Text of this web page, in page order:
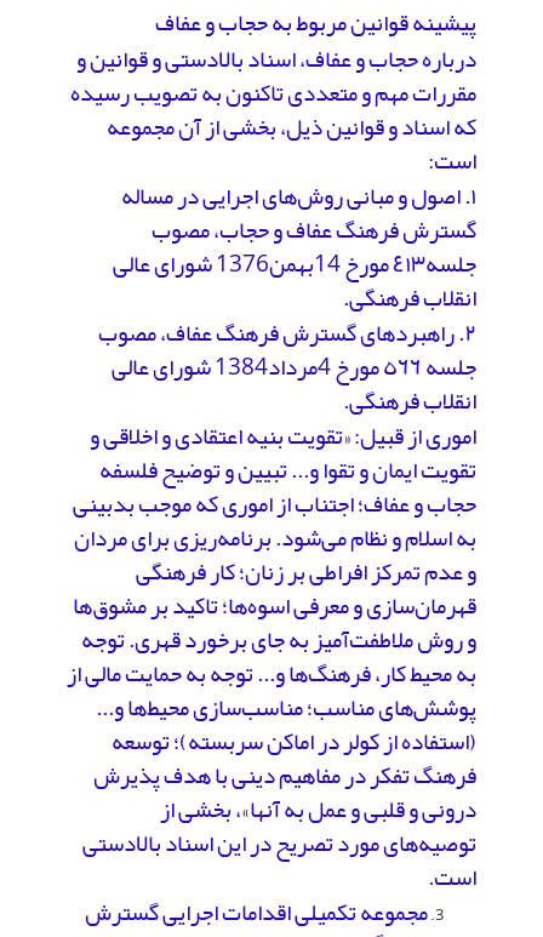
پیشینه قوانین مربوط به حجاب و عفاف
درباره حجاب و عفاف، اسناد بالادستی و قوانین و
مقررات مهم و متعددی تاکنون به تصویب رسیده
که اسناد و قوانین ذیل، بخشی از آن مجموعه
است:
۱. اصول و مبانی روش‌های اجرایی در مساله
گسترش فرهنگ عفاف و حجاب، مصوب
جلسه٤١٣ مورخ 14بهمن1376 شورای عالی
انقلاب فرهنگی.
۲. راهبردهای گسترش فرهنگ عفاف، مصوب
جلسه ٥٦٦ مورخ 4مرداد1384 شورای عالی
انقلاب فرهنگی.
اموری از قبیل: «تقویت بنیه اعتقادی و اخلاقی و
تقویت ایمان و تقوا و... تبیین و توضیح فلسفه
حجاب و عفاف؛ اجتناب از اموری که موجب بدبینی
به اسلام و نظام می‌شود. برنامه‌ریزی برای مردان
و عدم تمرکز افراطی بر زنان؛ کار فرهنگی
قهرمان‌سازی و معرفی اسوه‌ها؛ تاکید بر مشوق‌ها
و روش ملاطفت‌آمیز به جای برخورد قهری. توجه
به محیط کار، فرهنگ‌ها و... توجه به حمایت مالی از
پوشش‌های مناسب؛ مناسب‌سازی محیط‌ها و...
(استفاده از کولر در اماکن سربسته)؛ توسعه
فرهنگ تفکر در مفاهیم دینی با هدف پذیرش
درونی و قلبی و عمل به آنها»، بخشی از
توصیه‌های مورد تصریح در این اسناد بالادستی
است.
مجموعه تکمیلی اقدامات اجرایی گسترش